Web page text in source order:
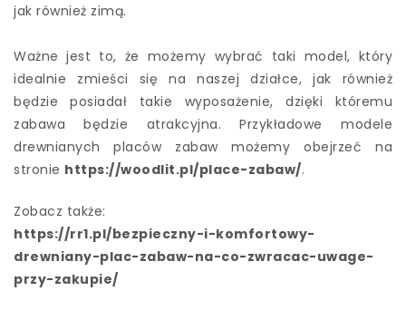
jak również zimą.
Ważne jest to, że możemy wybrać taki model, który
idealnie zmieści się na naszej działce, jak również
będzie posiadał takie wyposażenie, dzięki któremu
zabawa będzie atrakcyjna. Przykładowe modele
drewnianych placów zabaw możemy obejrzeć na
stronie https://woodlit.pl/place-zabaw/.
Zobacz także:
https://rr1.pl/bezpieczny-i-komfortowy-
drewniany-plac-zabaw-na-co-zwracac-uwage-
przy-zakupie/